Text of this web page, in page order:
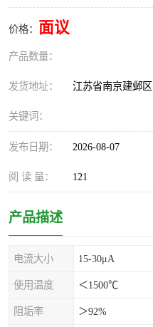
价格： 面议
产品数量：
发货地址： 江苏省南京建邺区
关键词：
发布日期： 2026-08-07
阅 读 量： 121
产品描述
电流大小 15-30μA
使用温度 ＜1500℃
阻垢率 ＞92%